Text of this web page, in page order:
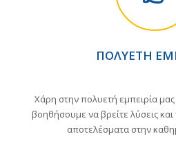
ΠΟΛΥΕΤΉ
Χάρη στην πολυετή εμπειρία
βοηθήσουμε να βρείτε λύσεις
αποτελέσματα στην